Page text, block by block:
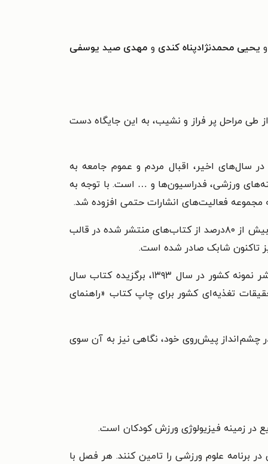
یحیی محمدنژادپناه کندی و مهدی صید یوسفی
مراحل پر فراز و نشیب، به این جایگاه دست
سال‌های اخیر، اقبال مردم و عموم جامعه به
عمومی، رشته‌های ورزشی، فدراسیون‌ها و … است. با توجه به
مجموعه فعالیت‌های انشارات حتمی افزوده شد.
اعتقاد مدیریت انتشارات حتمی بر این است که در زمینه علوم ورزشی باید با علم و پیشرفت‌های روز همگام بود و لذا بیش از ۸۰درصد از کتاب‌های منتشر شده در قالب
در مدت یک دهه فعالیت خود در حوزه نشر کشور، موفق به دریافت ۱۲ نشان برتر کشوری ازجمله ناشر نمونه کشور در سال ۱۳۹۳، برگزیده کتاب سال
در سال ۱۳۹۱ و لوح تقدیر از سوی انستیتو تحقیقات تغذیه‌ای کشور برای چاپ کتاب «راهنمای
چشم‌انداز پیش‌روی خود، نگاهی نیز به آن سوی
در زمينه فیزیولوژی ورزش كودكان است.
علوم ورزشی را تامین کنند. هر فصل با